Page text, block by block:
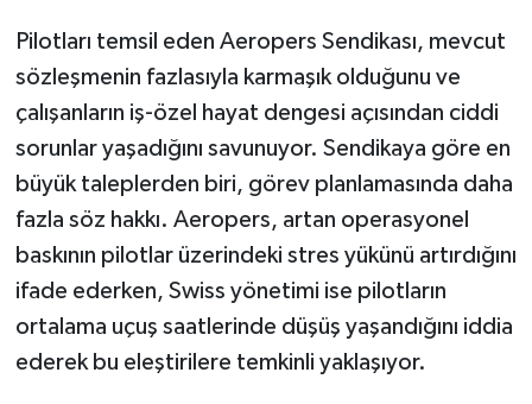
Pilotları temsil eden Aeropers Sendikası, mevcut
sözleşmenin fazlasıyla karmaşık olduğunu ve
çalışanların iş-özel hayat dengesi açısından ciddi
sorunlar yaşadığını savunuyor. Sendikaya göre en
büyük taleplerden biri, görev planlamasında daha
fazla söz hakkı. Aeropers, artan operasyonel
baskının pilotlar üzerindeki stres yükünü artırdığını
ifade ederken, Swiss yönetimi ise pilotların
ortalama uçuş saatlerinde düşüş yaşandığını iddia
ederek bu eleştirilere temkinli yaklaşıyor.